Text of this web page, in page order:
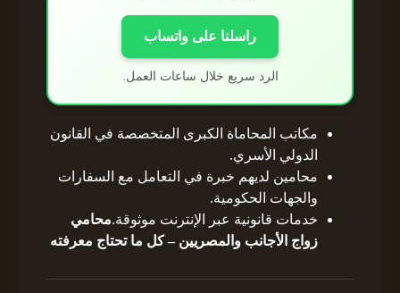
راسلنا على واتساب
الرد سريع خلال ساعات العمل.
مكاتب المحاماة الكبرى المتخصصة في القانون
الدولي الأسري.
محامين لديهم خبرة في التعامل مع السفارات
والجهات الحكومية.
خدمات قانونية عبر الإنترنت موثوقة.محامي
زواج الأجانب والمصريين – كل ما تحتاج معرفته